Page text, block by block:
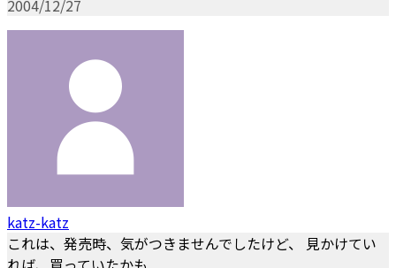
2004/12/27
katz-katz
これは、発売時、気がつきませんでしたけど、 見かけてい